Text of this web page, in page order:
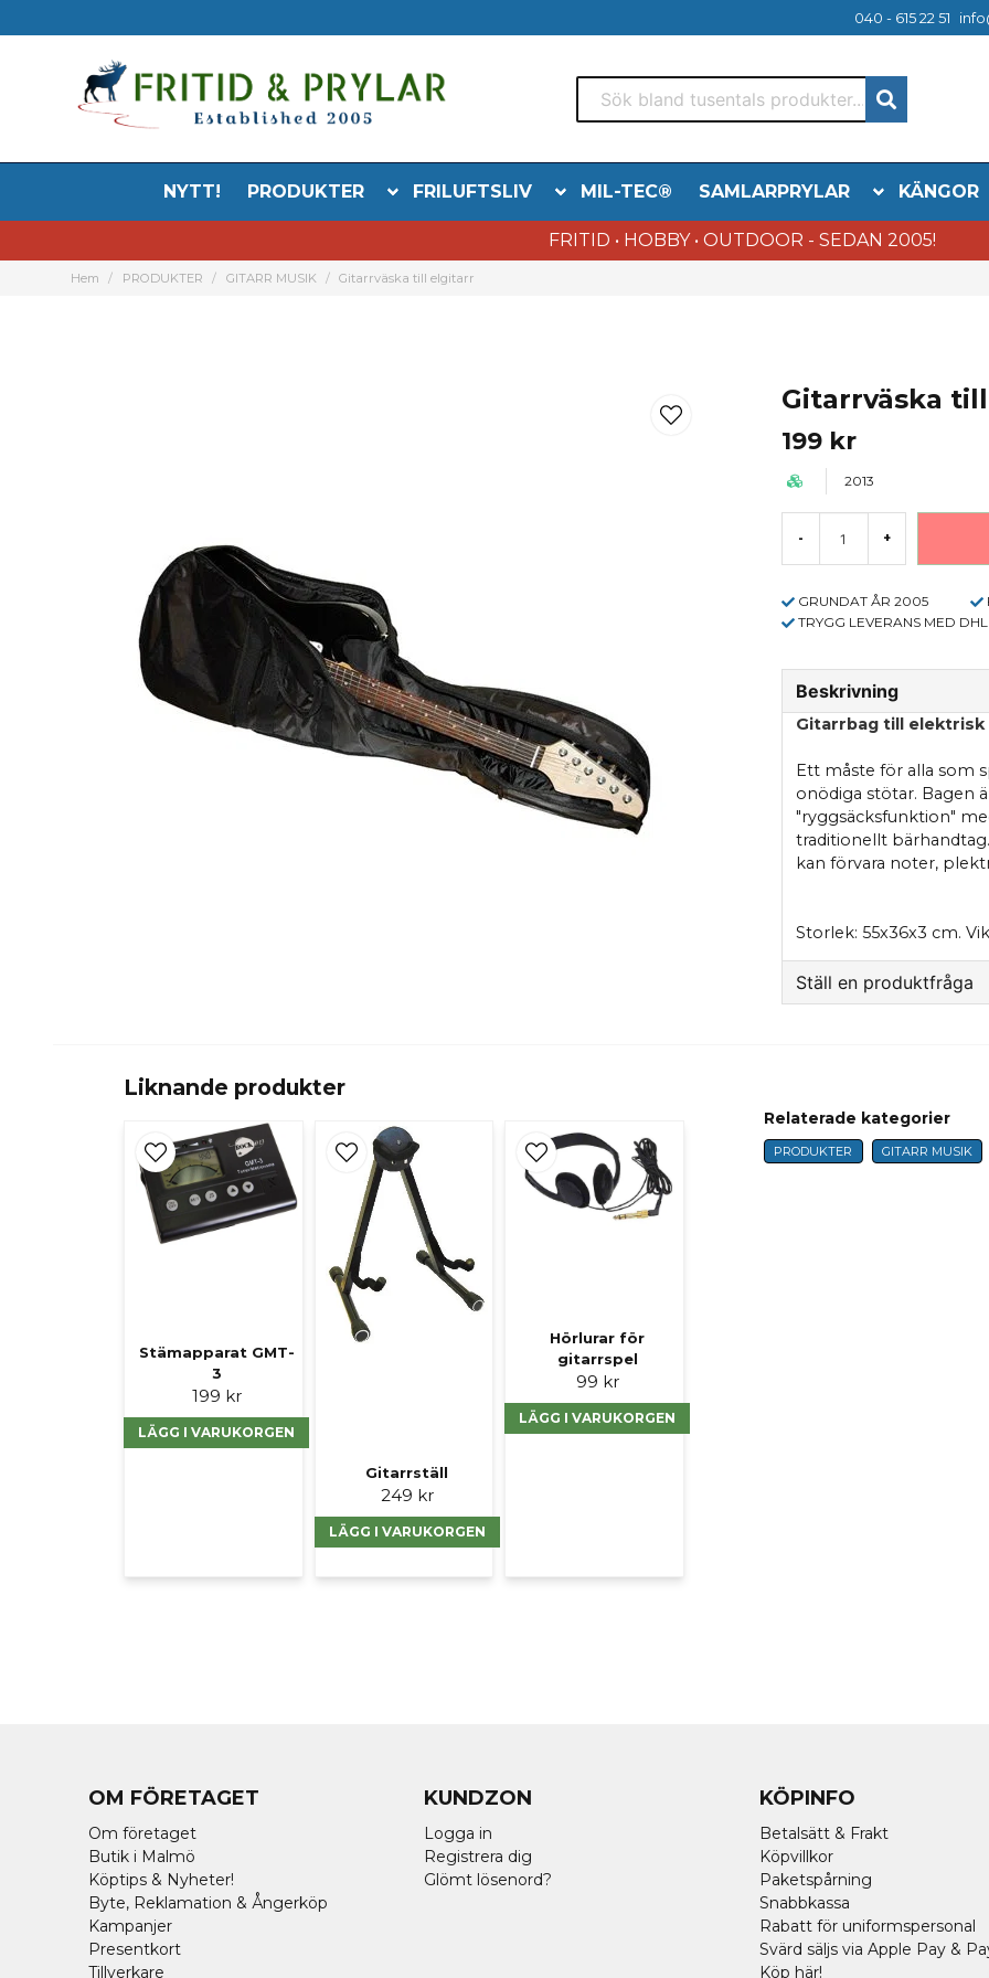
040 - 615 22 51
NYTT! PRODUKTER FRILUFTSLIV MIL-TEC® SAMLARPRYLAR KÄNGOR
FRITID • HOBBY • OUTDOOR - SEDAN 2005!
Hem PRODUKTER GITARR MUSIK Gitarrväska till elgitarr
Gitarrväska
199 kr
2013
- +
GRUNDAT ÅR 2005
TRYGG LEVERANS MED DHL
Beskrivning
Gitarrbag till
Ett måste för alla som
onödiga stötar. Bagen
"ryggsäcksfunktion"
traditionellt
kan förvara noter,
Storlek: 55x36x3 cm.
Ställ en produktfråga
name
Namn
Liknande produkter
Stämapparat GMT-
3
199 kr
LÄGG I VARUKORGEN
Gitarrställ
249 kr
LÄGG I VARUKORGEN
Hörlurar för
gitarrspel
99 kr
LÄGG I VARUKORGEN
Relaterade kategorier
PRODUKTER GITARR MUSIK
OM FÖRETAGET
Om företaget
Butik i Malmö
Köptips & Nyheter!
Byte, Reklamation & Ångerköp
Kampanjer
Presentkort
Tillverkare
KUNDZON
Logga in
Registrera dig
Glömt lösenord?
KÖPINFO
Betalsätt & Frakt
Köpvillkor
Paketspårning
Snabbkassa
Rabatt för uniformspersonal
Svärd säljs via Apple Pay &
Köp här!